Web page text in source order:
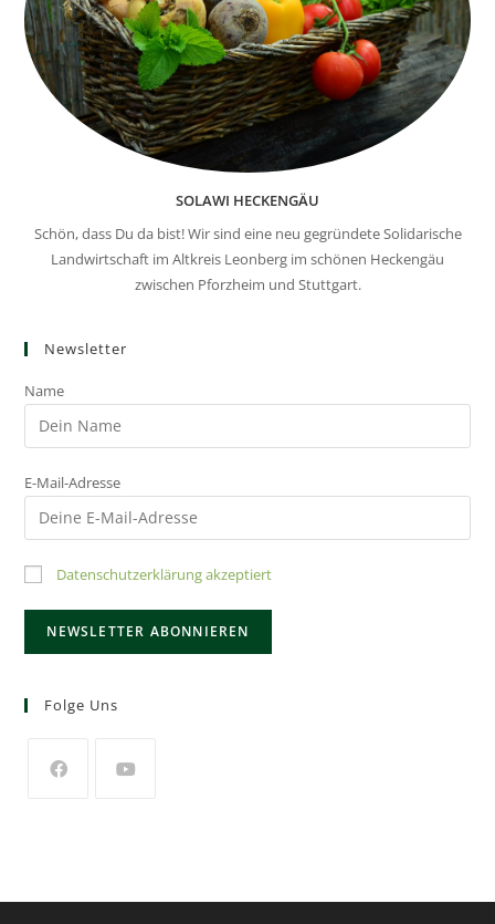
SOLAWI HECKENGÄU
Schön, dass Du da bist! Wir sind eine neu gegründete Solidarische
Landwirtschaft im Altkreis Leonberg im schönen Heckengäu
zwischen Pforzheim und Stuttgart.
Newsletter
Name
E-Mail-Adresse
Datenschutzerklärung akzeptiert
Folge Uns